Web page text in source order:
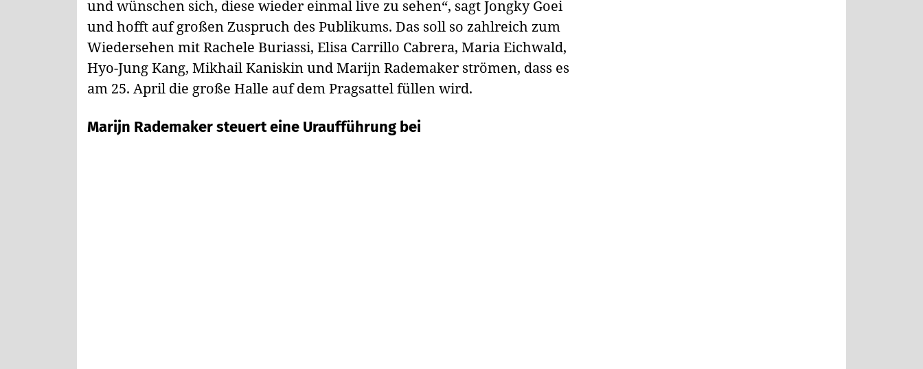
und wünschen sich, diese wieder einmal live zu sehen“, sagt Jongky Goei
und hofft auf großen Zuspruch des Publikums. Das soll so zahlreich zum
Wiedersehen mit Rachele Buriassi, Elisa Carrillo Cabrera, Maria Eichwald,
Hyo-Jung Kang, Mikhail Kaniskin und Marijn Rademaker strömen, dass es
am 25. April die große Halle auf dem Pragsattel füllen wird.
Marijn Rademaker steuert eine Uraufführung bei